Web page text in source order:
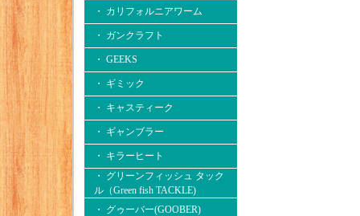
・ カリフォルニアワーム
・ ガンクラフト
・ GEEKS
・ ギミック
・ キャスティーク
・ ギャンブラー
・ キラーヒート
・ グリーンフィッシュ タック
ル（Green fish TACKLE)
・ グゥーバー(GOOBER)